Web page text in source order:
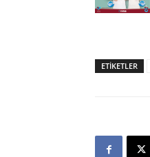
ETIKETLER